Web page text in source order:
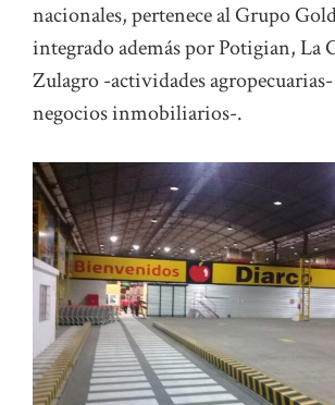
nacionales, pertenece al Grupo
integrado además por Potigian, La
Zulagro -actividades
negocios inmobiliarios-.